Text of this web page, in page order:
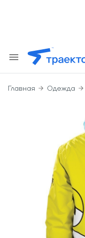
Главная Одежда